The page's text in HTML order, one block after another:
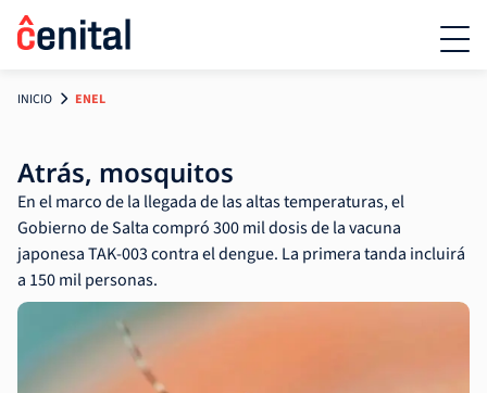
INICIO ENEL
Atrás, mosquitos
En el marco de la llegada de las altas temperaturas, el
Gobierno de Salta compró 300 mil dosis de la vacuna
japonesa TAK-003 contra el dengue. La primera tanda incluirá
a 150 mil personas.